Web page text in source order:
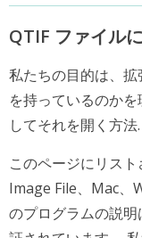
QTIF ファイル
私たちの目的は、
を持っているのか
してそれを開く方法.
このページにリス
Image File、Mac、
のプログラムの説